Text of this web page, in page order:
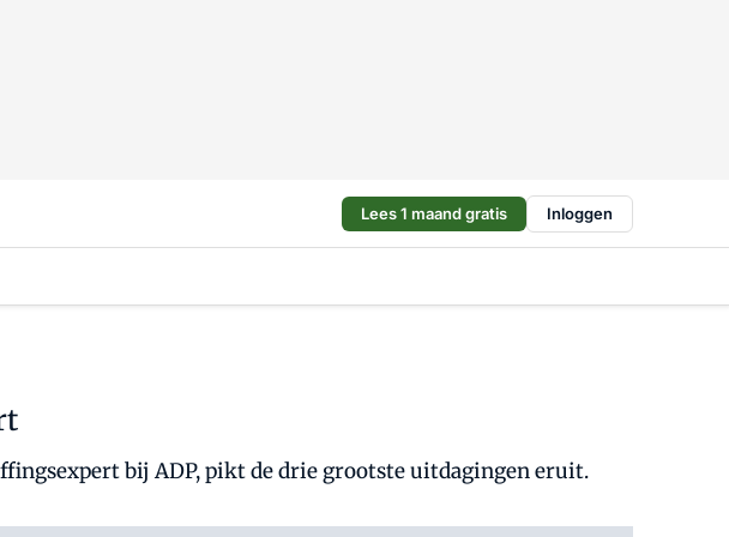
Lees 1 maand gratis Inloggen
bij ADP, pikt de drie grootste uitdagingen eruit.